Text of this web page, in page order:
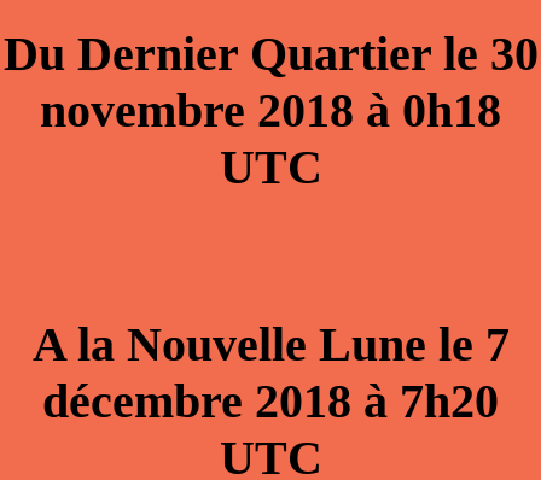
Du Dernier Quartierle 30
novembre 2018 à 0h18
UTC
A la Nouvelle Lune le 7
décembre 2018 à 7h20
UTC